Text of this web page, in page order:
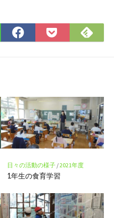
Facebook
で
Pocket
に
で
日々の活動の様子/2021年度
1年生の食育学習